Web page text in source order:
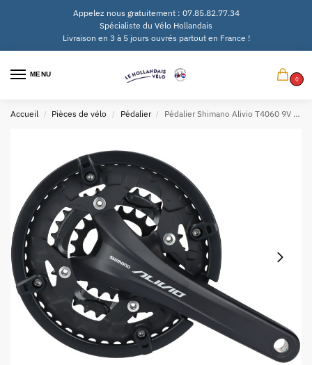
Appelez nous gratuitement : 07.85.82.77.34
Spécialiste du Vélo Hollandais
Livraison en 3 à 5 jours ouvrés partout en France !
MENU
0
Accueil / Pièces de vélo / Pédalier / Pédalier Shimano Alivio T4060 9V 175/48x36x26d – noir